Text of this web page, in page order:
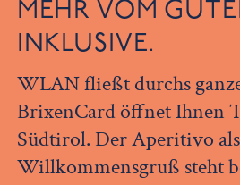
MEHR VOM
INKLUSIVE.
WLAN fließt durchs
BrixenCard öffnet Ihnen
Südtirol. Der Aperitivo als
Willkommensgruß steht